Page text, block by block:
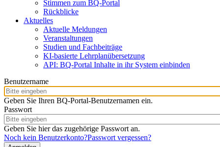
Stimmen zum BQ-Portal
Rückblicke
Aktuelles
Aktuelle Meldungen
Veranstaltungen
Studien und Fachbeiträge
KI-basierte Lehrplanübersetzung
API: BQ-Portal Inhalte in ihr System einbinden
Benutzername
Geben Sie Ihren BQ-Portal-Benutzernamen ein.
Passwort
Geben Sie hier das zugehörige Passwort an.
Noch kein Benutzerkonto?Passwort vergessen?